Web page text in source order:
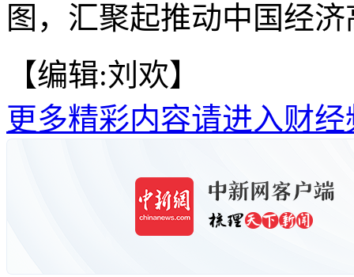
图，汇聚起推动中国经
【编辑:刘欢】
更多精彩内容请进入财经